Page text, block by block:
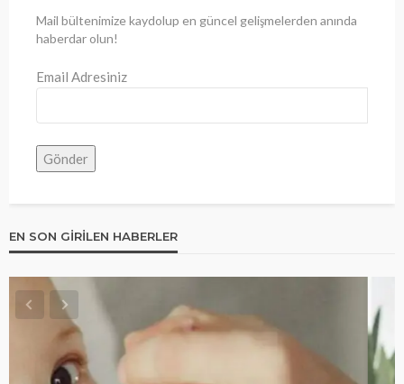
Mail bültenimize kaydolup en güncel gelişmelerden anında
haberdar olun!
Email Adresiniz
EN SON GIRILEN HABERLER